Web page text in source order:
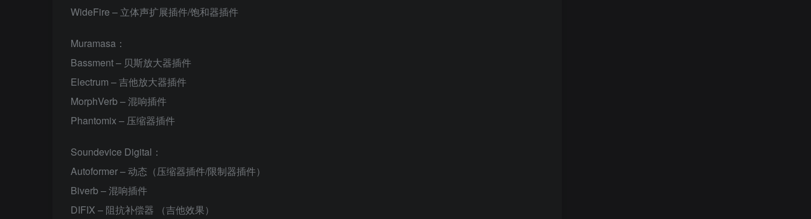
WideFire – 立体声扩展插件/饱和器插件
Muramasa：
Bassment – 贝斯放大器插件
Electrum – 吉他放大器插件
MorphVerb – 混响插件
Phantomix – 压缩器插件
Soundevice Digital：
Autoformer – 动态（压缩器插件/限制器插件）
Biverb – 混响插件
DIFIX – 阻抗补偿器 （吉他效果）